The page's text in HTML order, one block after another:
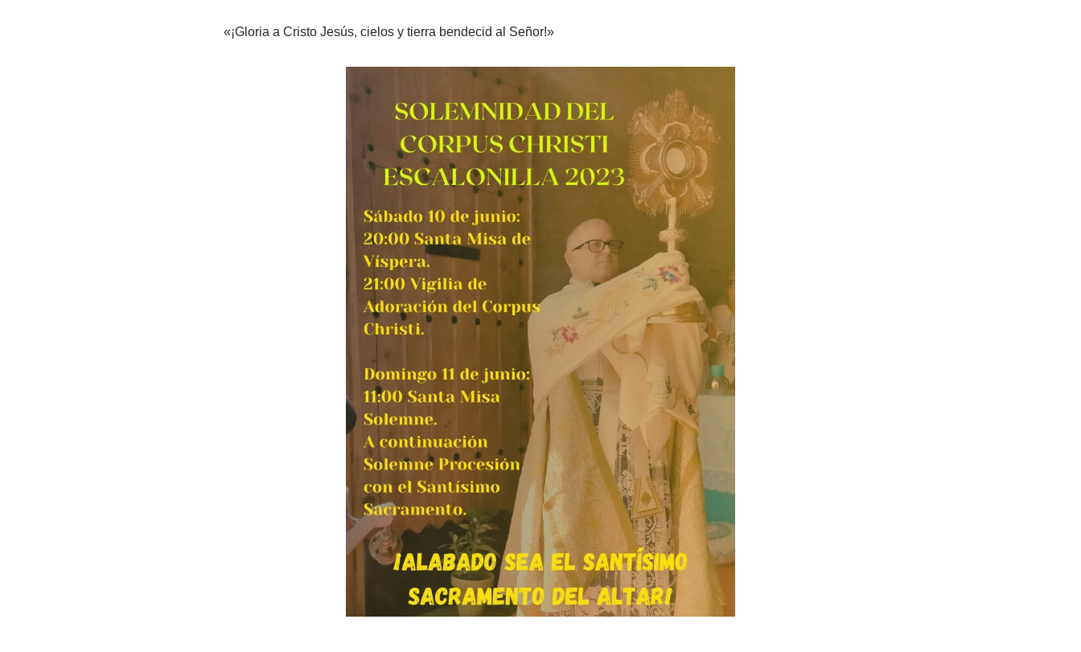
«¡Gloria a Cristo Jesús, cielos y tierra bendecid al Señor!»